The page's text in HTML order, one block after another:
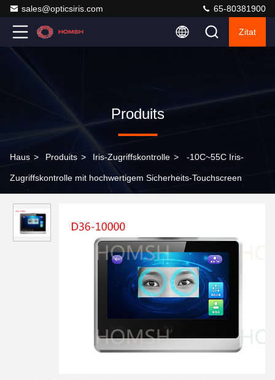
sales@opticsiris.com 65-80381900
Zitat
Produits
Haus > Produits > Iris-Zugriffskontrolle > -10C~55C Iris-
Zugriffskontrolle mit hochwertigem Sicherheits-Touchscreen